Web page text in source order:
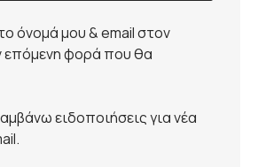
όνομά μου & email στον
επόμενη φορά που θα
ειδοποιήσεις για νέα